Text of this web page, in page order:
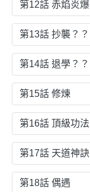
第12話 赤焰炎
第13話 抄襲？？
第14話 退學？？
第15話 修煉
第16話 頂級功
第17話 天道神訣
第18話 偶遇